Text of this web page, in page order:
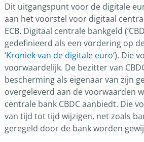
Dit uitgangspunt voor de digitale
aan het voorstel voor digitaal
ECB. Digitaal centrale bankgeld
gedefinieerd als een vordering op
‘Kroniek van de digitale euro‘). Die
voorwaardelijk. De bezitter van
bescherming als eigenaar van zijn
overgeleverd aan de voorwaarden
centrale bank CBDC aanbiedt. Die
van tijd tot tijd wijzigen, net zoals
geregeld door de bank worden